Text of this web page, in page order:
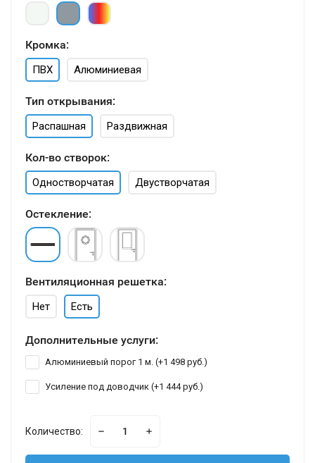
Кромка:
ПВХ Алюминиевая
Тип открывания:
Распашная Раздвижная
Кол-во створок:
Одностворчатая Двустворчатая
Остекление:
Вентиляционная решетка:
Нет Есть
Дополнительные услуги:
Алюминиевый порог 1 м. (+1 498 руб. )
Усиление под доводчик (+1 444 руб. )
Количество: